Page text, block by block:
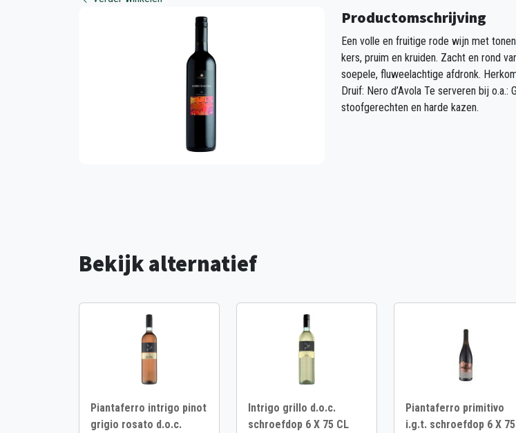
Productomschrijving
Een volle en fruitige rode wijn met
kers, pruim en kruiden. Zacht en rond
soepele, fluweelachtige afdronk.
Druif: Nero d’Avola Te serveren bij o.a.:
stoofgerechten en harde kazen.
Bekijk alternatief
Piantaferro intrigo pinot
grigio rosato d.o.c.
Intrigo grillo d.o.c.
schroefdop 6 X 75 CL
Piantaferro primitivo
i.g.t. schroefdop 6 X 75